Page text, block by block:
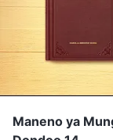
Maneno ya